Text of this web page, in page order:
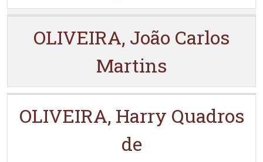
OLIVEIRA, João Carlos
Martins
OLIVEIRA, Harry Quadros
de